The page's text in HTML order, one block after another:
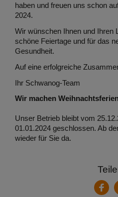
haben und freuen uns schon
2024.
Wir wünschen Ihnen und Ihren
schöne Feiertage und für das
Gesundheit.
Auf eine erfolgreiche
Ihr Schwanog-Team
Wir machen
Unser Betrieb bleibt vom
01.01.2024 geschlossen. Ab
wieder für Sie da.